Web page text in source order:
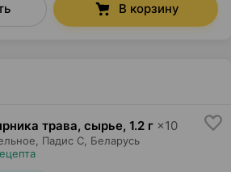
В корзину
трава, сырье, 1.2 г ×10
Падис С, Беларусь